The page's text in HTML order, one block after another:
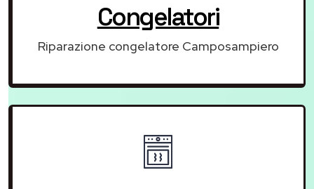
Congelatori
Riparazione congelatore Camposampiero